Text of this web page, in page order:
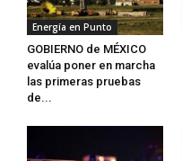
Energía en Punto
GOBIERNO de MÉXICO
evalúa poner en marcha
las primeras pruebas
de...